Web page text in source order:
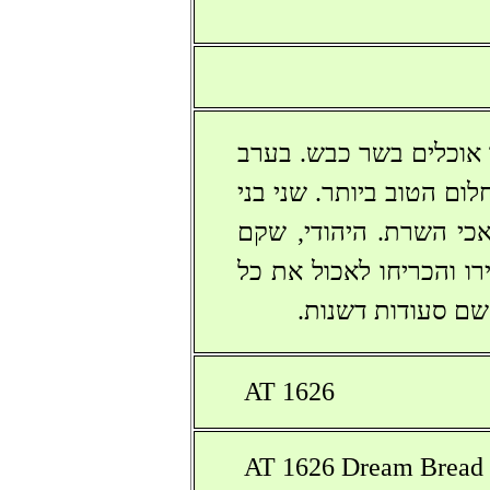
אוכלים בשר כבש. בערב
הטוב ביותר. שני בני
השרת. היהודי, שקם
והכריחו לאכול את כל
סעודות דשנות.
AT 1626
AT 1626 Dream